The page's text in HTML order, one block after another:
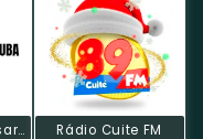
Web Radio Massaranduba Rádio Cuite FM